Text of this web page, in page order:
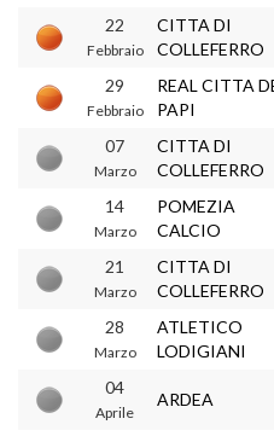
22
Febbraio
CITTA DI
COLLEFERRO
29
Febbraio
REAL CITTA
PAPI
07
Marzo
CITTA DI
COLLEFERRO
14
Marzo
POMEZIA
CALCIO
21
Marzo
CITTA DI
COLLEFERRO
28
Marzo
ATLETICO
LODIGIANI
04
Aprile
ARDEA